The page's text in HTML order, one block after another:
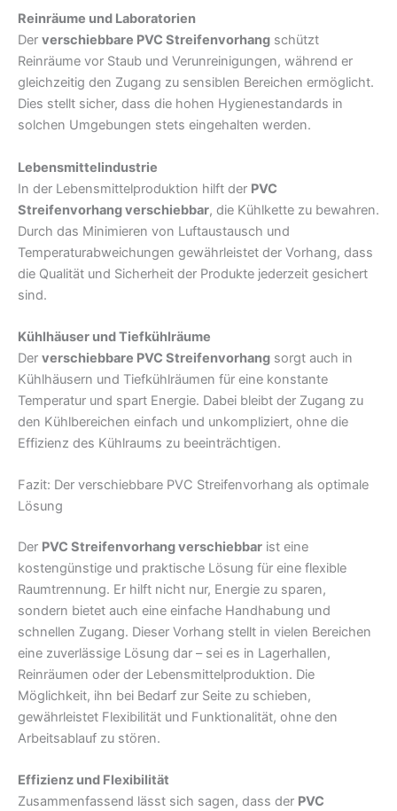
Reinräume und Laboratorien
Der verschiebbare PVC Streifenvorhang schützt
Reinräume vor Staub und Verunreinigungen, während er
gleichzeitig den Zugang zu sensiblen Bereichen ermöglicht.
Dies stellt sicher, dass die hohen Hygienestandards in
solchen Umgebungen stets eingehalten werden.
Lebensmittelindustrie
In der Lebensmittelproduktion hilft der PVC
Streifenvorhang verschiebbar, die Kühlkette zu bewahren.
Durch das Minimieren von Luftaustausch und
Temperaturabweichungen gewährleistet der Vorhang, dass
die Qualität und Sicherheit der Produkte jederzeit gesichert
sind.
Kühlhäuser und Tiefkühlräume
Der verschiebbare PVC Streifenvorhang sorgt auch in
Kühlhäusern und Tiefkühlräumen für eine konstante
Temperatur und spart Energie. Dabei bleibt der Zugang zu
den Kühlbereichen einfach und unkompliziert, ohne die
Effizienz des Kühlraums zu beeinträchtigen.
Fazit: Der verschiebbare PVC Streifenvorhang als optimale
Lösung
Der PVC Streifenvorhang verschiebbar ist eine
kostengünstige und praktische Lösung für eine flexible
Raumtrennung. Er hilft nicht nur, Energie zu sparen,
sondern bietet auch eine einfache Handhabung und
schnellen Zugang. Dieser Vorhang stellt in vielen Bereichen
eine zuverlässige Lösung dar – sei es in Lagerhallen,
Reinräumen oder der Lebensmittelproduktion. Die
Möglichkeit, ihn bei Bedarf zur Seite zu schieben,
gewährleistet Flexibilität und Funktionalität, ohne den
Arbeitsablauf zu stören.
Effizienz und Flexibilität
Zusammenfassend lässt sich sagen, dass der PVC